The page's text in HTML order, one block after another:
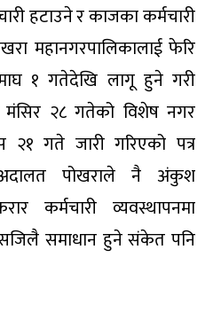
हटाउने र काजका कर्मचारी
महानगरपालिकालाई फेरि
१ गतेदेखि लागू हुने गरी
मंसिर २८ गतेको विशेष नगर
२१ गते जारी गरिएको पत्र
अदालत पोखराले नै अंकुश
कर्मचारी व्यवस्थापनमा
सजिलै समाधान हुने संकेत पनि